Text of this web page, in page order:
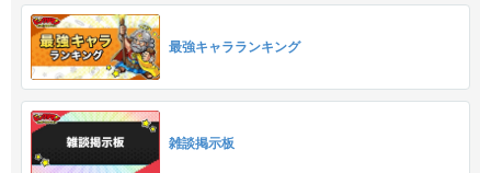
最強キャラランキング
雑談掲示板